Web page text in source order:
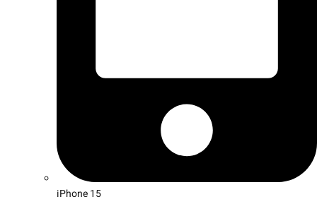
iPhone 15